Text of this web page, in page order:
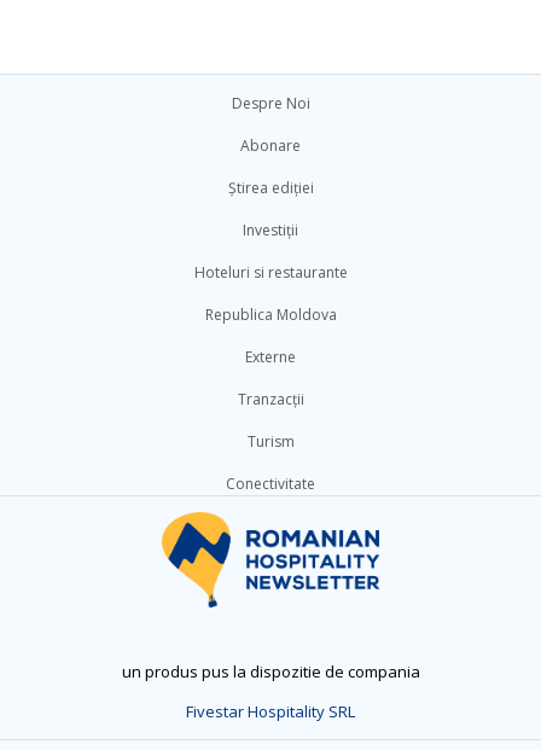
Despre Noi
Abonare
Știrea ediției
Investiții
Hoteluri si restaurante
Republica Moldova
Externe
Tranzacții
Turism
Conectivitate
un produs pus la dispozitie de compania
Fivestar Hospitality SRL